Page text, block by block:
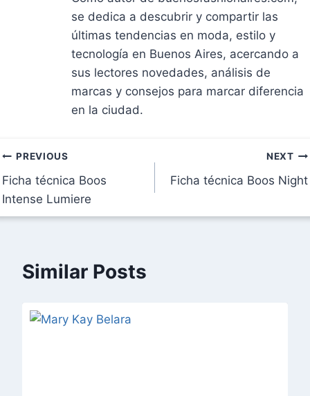
se dedica a descubrir y compartir las
últimas tendencias en moda, estilo y
tecnología en Buenos Aires, acercando a
sus lectores novedades, análisis de
marcas y consejos para marcar diferencia
en la ciudad.
Navegación
de
entradas
PREVIOUS
Ficha técnica Boos
Intense Lumiere
NEXT
Ficha técnica Boos Night
Similar Posts